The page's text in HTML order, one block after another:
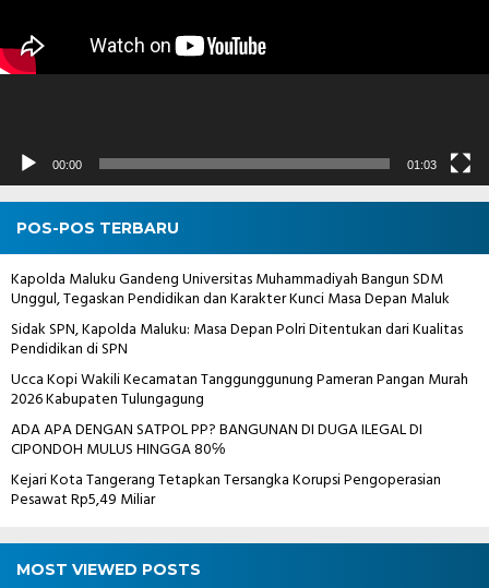
00:00 01:03
POS-POS TERBARU
Kapolda Maluku Gandeng Universitas Muhammadiyah Bangun SDM
Unggul, Tegaskan Pendidikan dan Karakter Kunci Masa Depan Maluk
Sidak SPN, Kapolda Maluku: Masa Depan Polri Ditentukan dari Kualitas
Pendidikan di SPN
Ucca Kopi Wakili Kecamatan Tanggunggunung Pameran Pangan Murah
2026 Kabupaten Tulungagung
ADA APA DENGAN SATPOL PP? BANGUNAN DI DUGA ILEGAL DI
CIPONDOH MULUS HINGGA 80℅
Kejari Kota Tangerang Tetapkan Tersangka Korupsi Pengoperasian
Pesawat Rp5,49 Miliar
MOST VIEWED POSTS